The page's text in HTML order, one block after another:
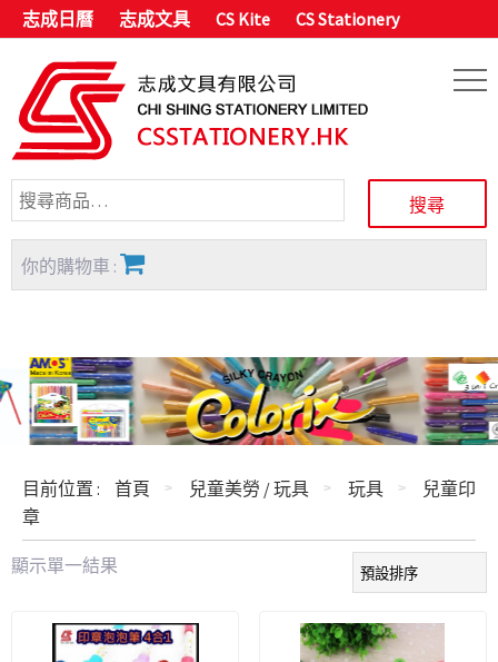
志成日曆 志成文具 CS Kite CS Stationery
你的購物車 :
目前位置 : 首頁 兒童美勞 / 玩具 玩具
兒童印
章
顯示單一結果